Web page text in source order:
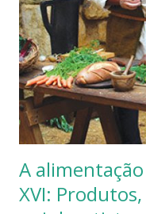
estações do ano, em
alimentos. Neolítico: a
subsistência e surge a
animais. Surgem as
estabelecidas em
dentes e a alimentação
A
XVI: